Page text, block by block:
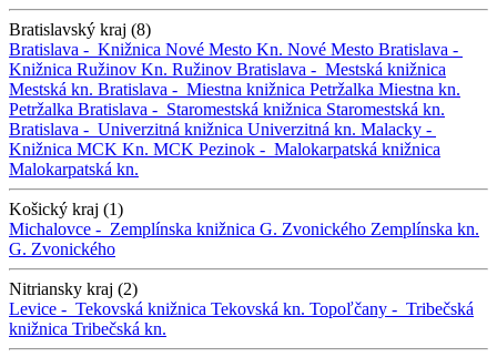
Bratislavský kraj (8)
Bratislava - Knižnica Nové Mesto Kn. Nové Mesto Bratislava -
Knižnica Ružinov Kn. Ružinov Bratislava - Mestská knižnica
Mestská kn. Bratislava - Miestna knižnica Petržalka Miestna kn.
Petržalka Bratislava - Staromestská knižnica Staromestská kn.
Bratislava - Univerzitná knižnica Univerzitná kn. Malacky -
Knižnica MCK Kn. MCK Pezinok - Malokarpatská knižnica
Malokarpatská kn.
Košický kraj (1)
Michalovce - Zemplínska knižnica G. Zvonického Zemplínska kn.
G. Zvonického
Nitriansky kraj (2)
Levice - Tekovská knižnica Tekovská kn. Topoľčany - Tribečská
knižnica Tribečská kn.